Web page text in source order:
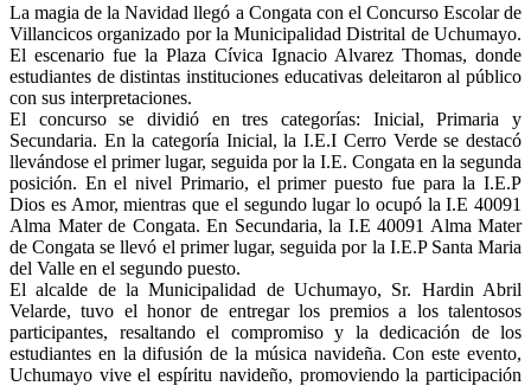
La magia de la Navidad llegó a Congata con el Concurso Escolar de
Villancicos organizado por la Municipalidad Distrital de Uchumayo.
El escenario fue la Plaza Cívica Ignacio Alvarez Thomas, donde
estudiantes de distintas instituciones educativas deleitaron al público
con sus interpretaciones.
El concurso se dividió en tres categorías: Inicial, Primaria y
Secundaria. En la categoría Inicial, la I.E.I Cerro Verde se destacó
llevándose el primer lugar, seguida por la I.E. Congata en la segunda
posición. En el nivel Primario, el primer puesto fue para la I.E.P
Dios es Amor, mientras que el segundo lugar lo ocupó la I.E 40091
Alma Mater de Congata. En Secundaria, la I.E 40091 Alma Mater
de Congata se llevó el primer lugar, seguida por la I.E.P Santa Maria
del Valle en el segundo puesto.
El alcalde de la Municipalidad de Uchumayo, Sr. Hardin Abril
Velarde, tuvo el honor de entregar los premios a los talentosos
participantes, resaltando el compromiso y la dedicación de los
estudiantes en la difusión de la música navideña. Con este evento,
Uchumayo vive el espíritu navideño, promoviendo la participación